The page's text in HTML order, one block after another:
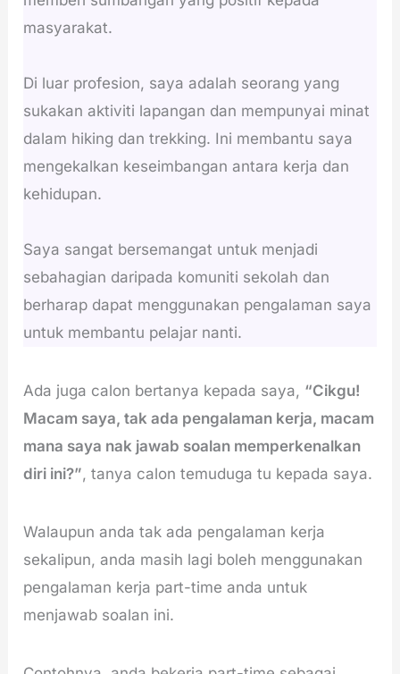
masyarakat.
Di luar profesion, saya adalah seorang yang
sukakan aktiviti lapangan dan mempunyai minat
dalam hiking dan trekking. Ini membantu saya
mengekalkan keseimbangan antara kerja dan
kehidupan.
Saya sangat bersemangat untuk menjadi
sebahagian daripada komuniti sekolah dan
berharap dapat menggunakan pengalaman saya
untuk membantu pelajar nanti.
Ada juga calon bertanya kepada saya, “Cikgu!
Macam saya, tak ada pengalaman kerja, macam
mana saya nak jawab soalan memperkenalkan
diri ini?”, tanya calon temuduga tu kepada saya.
Walaupun anda tak ada pengalaman kerja
sekalipun, anda masih lagi boleh menggunakan
pengalaman kerja part-time anda untuk
menjawab soalan ini.